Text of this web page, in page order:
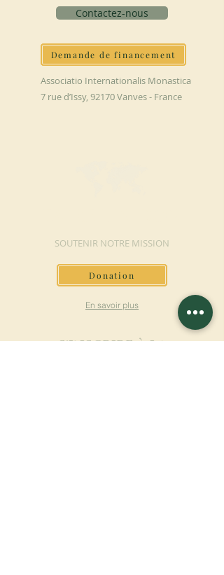
Contactez-nous
Demande de financement
Associatio Internationalis Monastica
7 rue d’Issy, 92170 Vanves - France
SOUTENIR NOTRE MISSION
Donation
En savoir plus
S'INSCRIRE À LA